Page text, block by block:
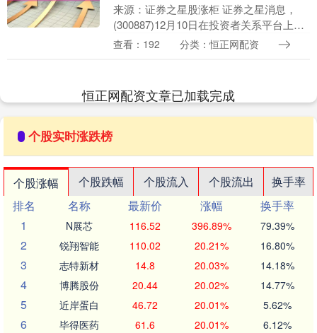
来源：证券之星股涨柜 证券之星消息，
(300887)12月10日在投资者关系平台上答
复投资者关心的问题。 投资者：2026年1
查看：192 分类：恒正网配资
恒正网配资文章已加载完成
个股实时涨跌榜
个股涨幅 个股跌幅 个股流入 个股流出
换手率
排名
名称 最新价 涨幅
换手率
1
N展芯 116.52 396.89% 79.39%
2 锐翔智能 110.02 20.21% 16.80%
3 志特新材 14.8 20.03% 14.18%
4 博腾股份 20.44 20.02% 14.77%
5 近岸蛋白 46.72 20.01% 5.62%
6 毕得医药 61.6 20.01% 6.12%